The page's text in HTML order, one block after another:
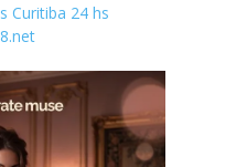
Curitiba 24 hs